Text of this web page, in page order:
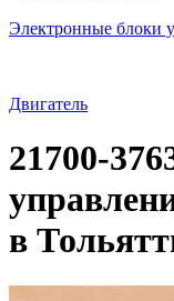
Электронные блоки
Двигатель
21700-
в